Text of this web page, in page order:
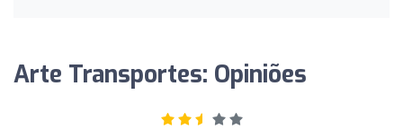
Arte Transportes: Opiniões